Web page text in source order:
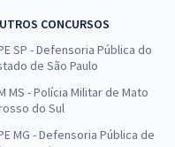
CONCURSOS
SP - Defensoria Pública do
de São Paulo
MS - Polícia Militar de Mato
do Sul
MG - Defensoria Pública de